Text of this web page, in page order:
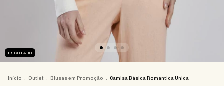
ESGOTADO
Início . Outlet . Blusas em Promoção . Camisa Básica Romantica Unica